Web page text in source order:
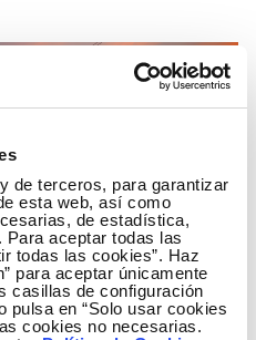
de terceros, para garantizar
esta web, así como
de estadística,
aceptar todas las
todas las cookies”. Haz
para aceptar únicamente
casillas de configuración
pulsa en “Solo usar cookies
cookies no necesarias.
tienen como objetivo
regulatorio permita que la
a su papel clave como
y transportista ante
de energías
el Plan Nacional